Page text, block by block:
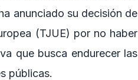
anunciado su decisión de
(TJUE) por no haber
que busca endurecer las
públicas.